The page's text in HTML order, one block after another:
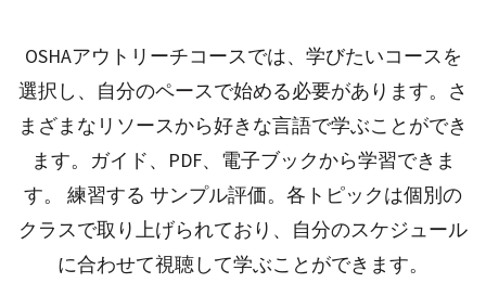
OSHAアウトリーチコースでは、学びたいコースを
選択し、自分のペースで始める必要があります。さ
まざまなリソースから好きな言語で学ぶことができ
ます。ガイド、PDF、電子ブックから学習できま
す。 練習する サンプル評価。各トピックは個別の
クラスで取り上げられており、自分のスケジュール
に合わせて視聴して学ぶことができます。